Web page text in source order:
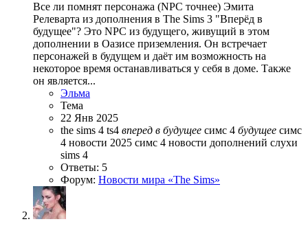
Все ли помнят персонажа (NPC точнее) Эмита
Релеварта из дополнения в The Sims 3 "Вперёд в
будущее"? Это NPC из будущего, живущий в этом
дополнении в Оазисе приземления. Он встречает
персонажей в будущем и даёт им возможность на
некоторое время останавливаться у себя в доме. Также
он является...
Эльма
Тема
22 Янв 2025
the sims 4 ts4 вперед в будущее симс 4 будущее симс
4 новости 2025 симс 4 новости дополнений слухи
sims 4
Ответы: 5
Форум: Новости мира «The Sims»